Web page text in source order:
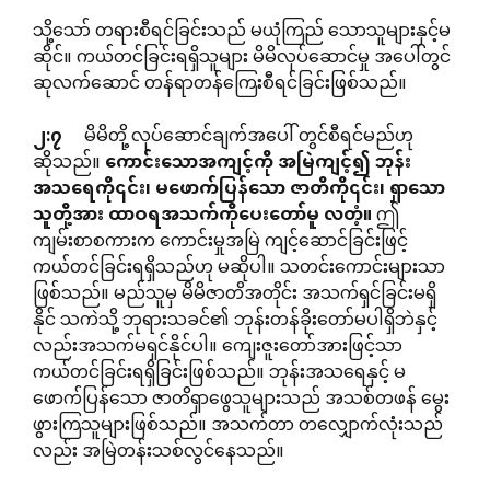
သို့သော် တရားစီရင်ခြင်းသည် မယုံကြည် သောသူများနှင့်မ
ဆိုင်။ ကယ်တင်ခြင်းရရှိသူများ မိမိလုပ်ဆောင်မှု အ​ပေါ်တွင်
ဆုလက်ဆောင် တန်ရာတန်ကြေးစီရင်ခြင်းဖြစ်သည်။
၂:၇ မိမိတို့ လုပ်ဆောင်ချက်အပေါ် တွင်စီရင်မည်ဟု
ဆိုသည်။ကောင်းသောအကျင့်ကိုအမြဲကျင့်၍ဘုန်း
အသရေကို၎င်း၊မဖောက်ပြန်သောဇာတိကို၎င်း၊ရှာသော
သူတို့အားထာဝရအသက်ကိုပေးတော်မူလတံ့။ဤ
ကျမ်းစာစကားက ကောင်းမှုအမြဲ ကျင့်ဆောင်ခြင်းဖြင့်
ကယ်တင်ခြင်းရရှိသည်ဟု မဆိုပါ။ သတင်းကောင်းများသာ
ဖြစ်သည်။ မည်သူမှ မိမိဇာတိအတိုင်း အသက်ရှင်ခြင်းမရှိ
နိုင် သကဲသို့ ဘုရားသခင်၏ ဘုန်းတန်ခိုးတော်မပါရှိဘဲနှင့်
လည်းအသက်မရှင်နိုင်ပါ။ ကျေးဇူးတော်အားဖြင့်သာ
ကယ်တင်ခြင်းရရှိခြင်းဖြစ်သည်။ ဘုန်းအသရေနှင့် မ
ဖောက်ပြန်သော ဇာတိရှာဖွေသူများသည် အသစ်တဖန် မွေး
ဖွားကြသူများဖြစ်သည်။ အသက်တာ တလျှောက်လုံးသည်
လည်း အမြဲတန်းသစ်လွင်နေသည်။